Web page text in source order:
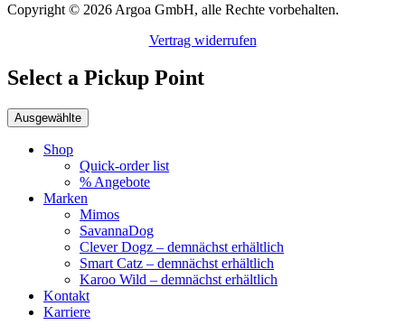
Copyright © 2026 Argoa GmbH, alle Rechte vorbehalten.
Vertrag widerrufen
Select a Pickup Point
Ausgewählte
Shop
Quick-order list
% Angebote
Marken
Mimos
SavannaDog
Clever Dogz – demnächst erhältlich
Smart Catz – demnächst erhältlich
Karoo Wild – demnächst erhältlich
Kontakt
Karriere